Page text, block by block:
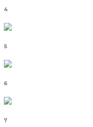
4
5
6
7